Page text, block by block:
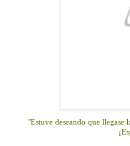
"Estuve deseando que llegase